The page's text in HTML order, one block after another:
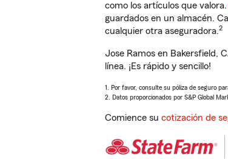
como los artículos que valora.
guardados en un almacén.
cualquier otra aseguradora.2
Jose Ramos en Bakersfield,
línea. ¡Es rápido y sencillo!
1. Por favor, consulte su póliza de seguro
2. Datos proporcionados por S&P Global
Comience su cotización de